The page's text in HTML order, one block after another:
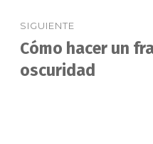
SIGUIENTE
Entrada
siguiente:
Cómo hacer un
oscuridad